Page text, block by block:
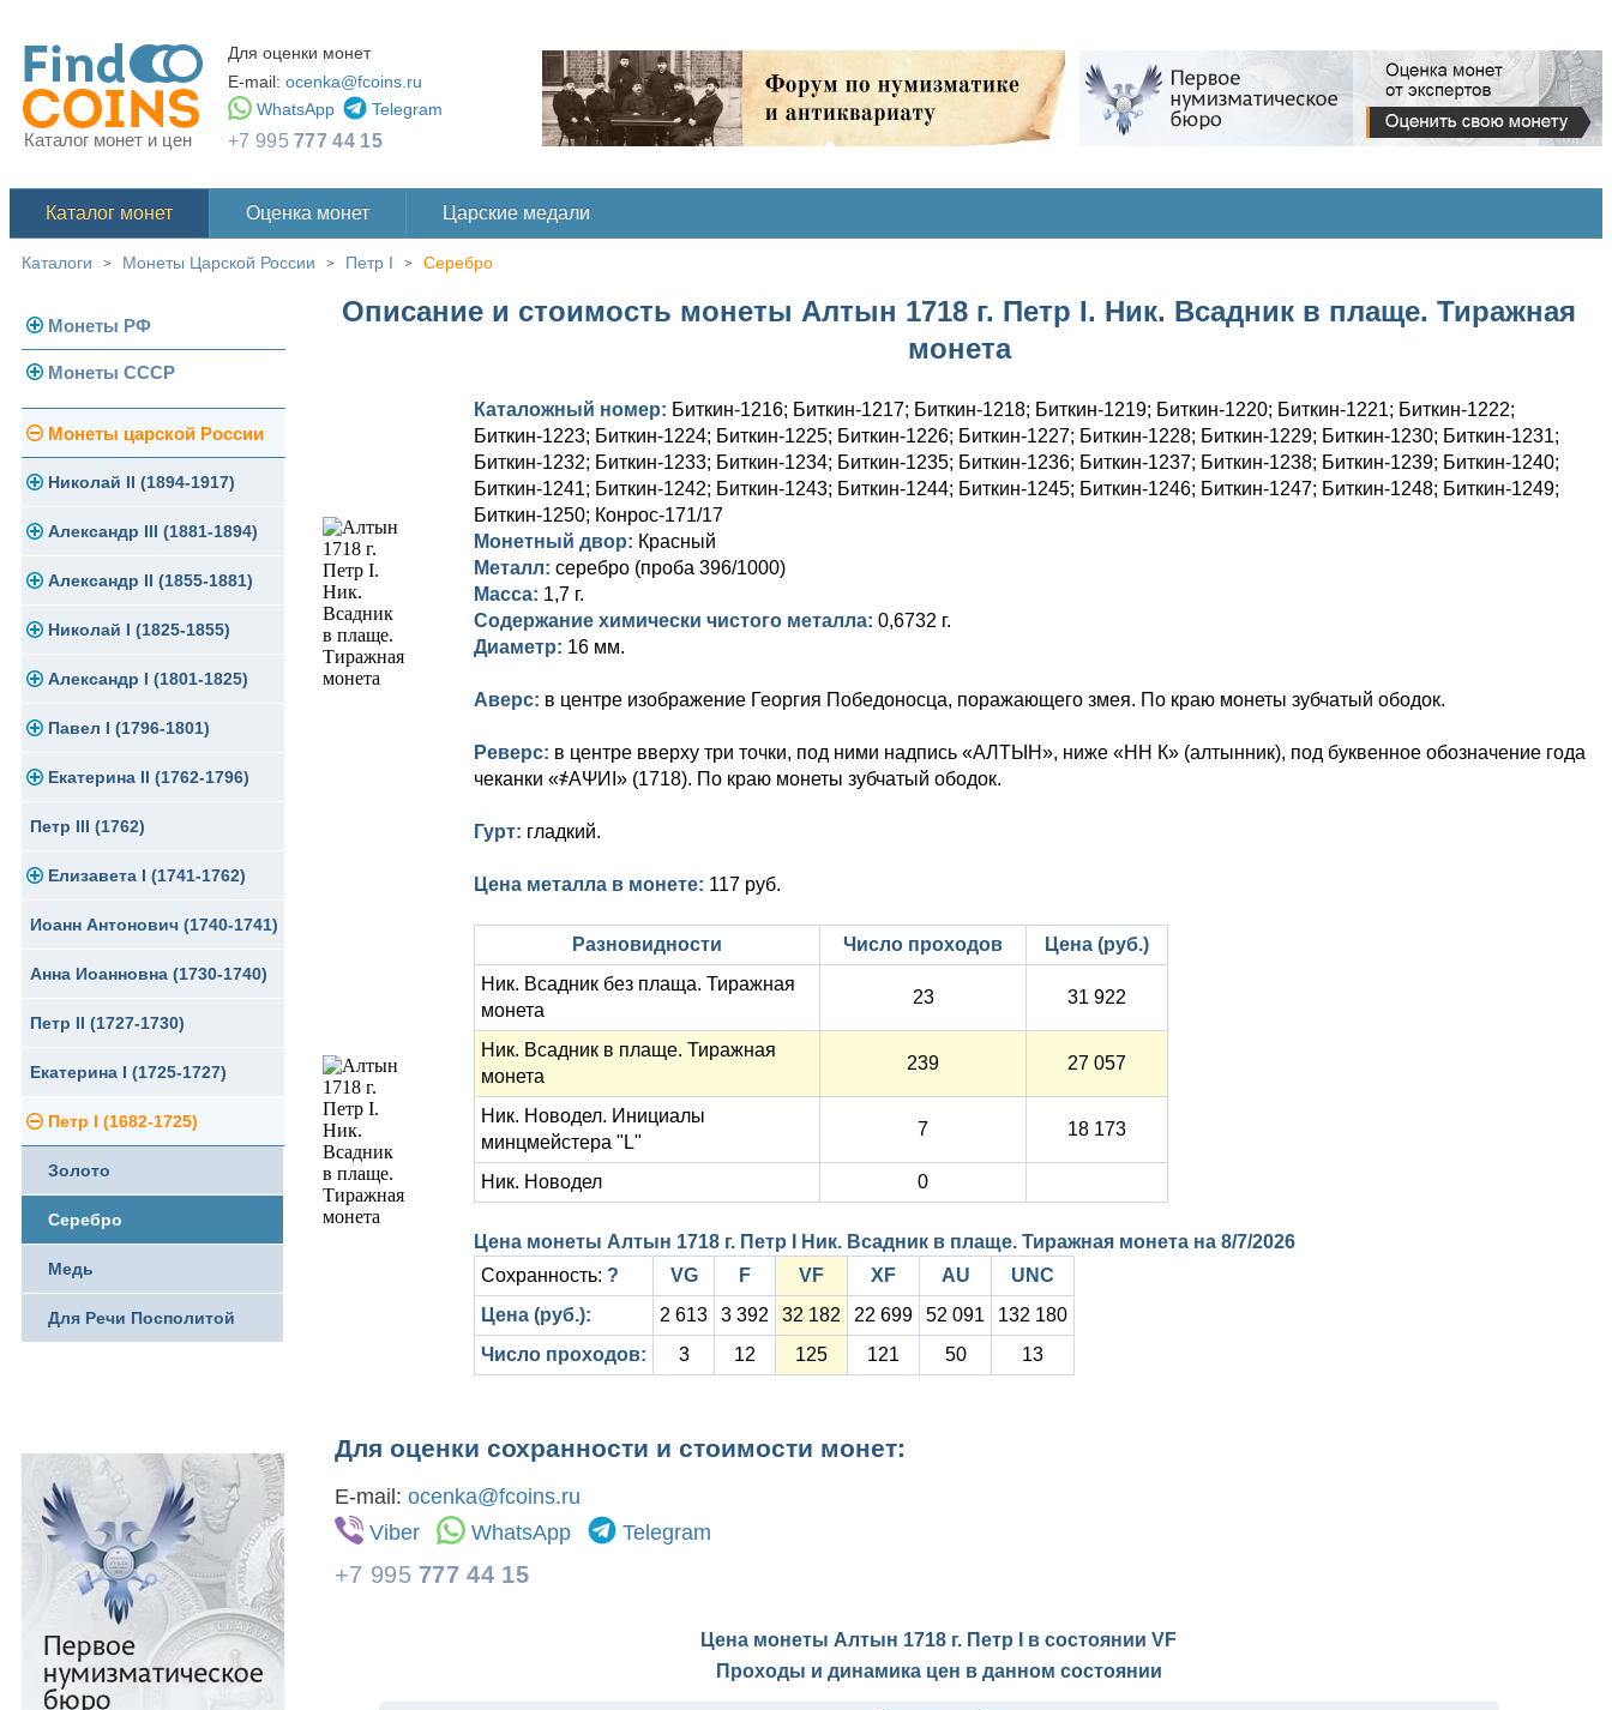
Каталог монет и цен
Для оценки монет
E-mail: ocenka@fcoins.ru
WhatsApp
Telegram
+7 995777 44 15
Каталог монет Оценка монет Царские медали
Каталоги > Монеты Царской России > Петр I > Серебро
Монеты РФ
Современная Россия
Монеты 1991-1993 гг.
Памятные и юбилейные
Монеты СССР
Погодовка СССР
Монеты 1958 года
Золотые червонцы
Памятные и юбилейные
Монеты царской России
Николай II (1894-1917)
Золото
Серебро
Медь
Германская оккупация
Для Финляндии
Памятные и донативные
Александр III (1881-1894)
Золото
Серебро
Медь
Для Финляндии
Памятные и донативные
Александр II (1855-1881)
Золото
Серебро
Медь
Для Финляндии
Памятные и донативные
Николай I (1825-1855)
Платина, золото
Серебро
Медь
Для Грузии
Русско-Польские
Для Польши
Памятные и донативные
Александр I (1801-1825)
Золото
Серебро
Медь
Для Грузии
Для Польши
Павел I (1796-1801)
Золото
Серебро
Медь
Екатерина II (1762-1796)
Золото
Серебро
Медь
Сибирские монеты
Для Молдавии и Валахии
Таврические монеты
Петр III (1762)
Елизавета I (1741-1762)
Золото
Серебро
Медь
Для Пруссии
Ливонезы
Альбертусталер
Иоанн Антонович (1740-1741)
Анна Иоанновна (1730-1740)
Петр II (1727-1730)
Екатерина I (1725-1727)
Петр I (1682-1725)
Золото
Серебро
Медь
Для Речи Посполитой
Описание и стоимость монеты Алтын 1718 г. Петр I. Ник. Всадник в плаще. Тиражная
монета
Каталожный номер: Биткин-1216; Биткин-1217; Биткин-1218; Биткин-1219; Биткин-1220; Биткин-1221; Биткин-1222;
Биткин-1223; Биткин-1224; Биткин-1225; Биткин-1226; Биткин-1227; Биткин-1228; Биткин-1229; Биткин-1230; Биткин-1231;
Биткин-1232; Биткин-1233; Биткин-1234; Биткин-1235; Биткин-1236; Биткин-1237; Биткин-1238; Биткин-1239; Биткин-1240;
Биткин-1241; Биткин-1242; Биткин-1243; Биткин-1244; Биткин-1245; Биткин-1246; Биткин-1247; Биткин-1248; Биткин-1249;
Биткин-1250; Конрос-171/17
Монетный двор: Красный
Металл: серебро (проба 396/1000)
Масса: 1,7 г.
Содержание химически чистого металла: 0,6732 г.
Диаметр: 16 мм.
Аверс: в центре изображение Георгия Победоносца, поражающего змея. По краю монеты зубчатый ободок.
Реверс: в центре вверху три точки, под ними надпись «АЛТЫН», ниже «НН К» (алтынник), под буквенное обозначение года
чеканки «҂АΨИI» (1718). По краю монеты зубчатый ободок.
Гурт: гладкий.
Цена металла в монете: 117 руб.
Разновидности Число проходов
Цена (руб.)
Ник. Всадник без плаща. Тиражная
монета
23 31 922
Ник. Всадник в плаще. Тиражная
монета
239 27 057
Ник. Новодел. Инициалы
минцмейстера "L"
7 18 173
Ник. Новодел 0
Цена монеты Алтын 1718 г. Петр I Ник. Всадник в плаще. Тиражная монета на 8/7/2026
Сохранность: ? VG F VF XF AU
UNC
Цена (руб.):
2 613 3 392 32 182 22 699 52 091
132 180
Число проходов:
3 12 125 121 50 13
Для оценки сохранности и стоимости монет:
E-mail: ocenka@fcoins.ru
Viber
WhatsApp Telegram
+7 995 777 44 15
Цена монеты Алтын 1718 г. Петр I в состоянии VF
Проходы и динамика цен в данном состоянии